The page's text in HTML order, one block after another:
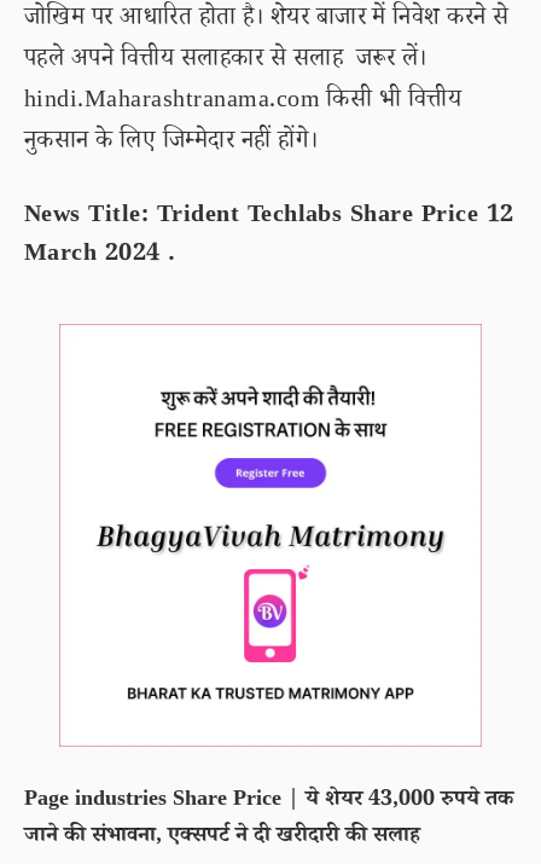
जोखिम पर आधारित होता है। शेयर बाजार में निवेश करने से
पहले अपने वित्तीय सलाहकार से सलाह जरूर लें।
hindi.Maharashtranama.com किसी भी वित्तीय
नुकसान के लिए जिम्मेदार नहीं होंगे।
News Title: Trident Techlabs Share Price 12
March 2024 .
Page industries Share Price | ये शेयर 43,000 रुपये तक
जाने की संभावना, एक्सपर्ट ने दी खरीदारी की सलाह